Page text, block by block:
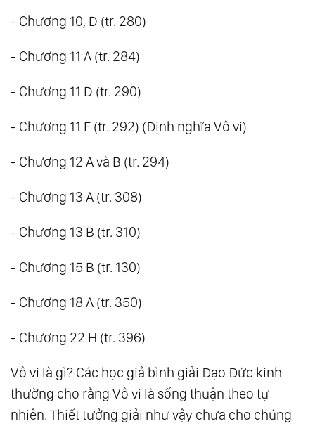
- Chương 10, D (tr. 280)
- Chương 11 A (tr. 284)
- Chương 11 D (tr. 290)
- Chương 11 F (tr. 292) (Định nghĩa Vô vi)
- Chương 12 A và B (tr. 294)
- Chương 13 A (tr. 308)
- Chương 13 B (tr. 310)
- Chương 15 B (tr. 130)
- Chương 18 A (tr. 350)
- Chương 22 H (tr. 396)
Vô vi là gì? Các học giả bình giải Đạo Đức kinh
thường cho rằng Vô vi là sống thuận theo tự
nhiên. Thiết tưởng giải như vậy chưa cho chúng